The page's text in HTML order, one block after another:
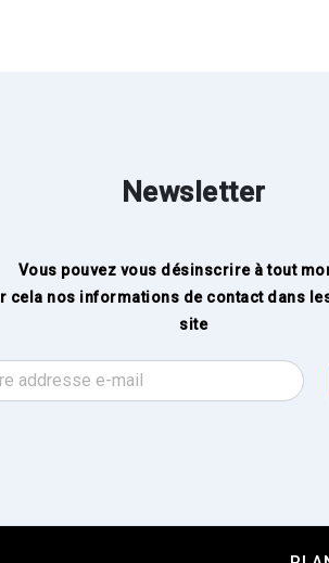
Newsletter
Vous pouvez vous désinscrire à tout
cela nos informations de contact dans
site